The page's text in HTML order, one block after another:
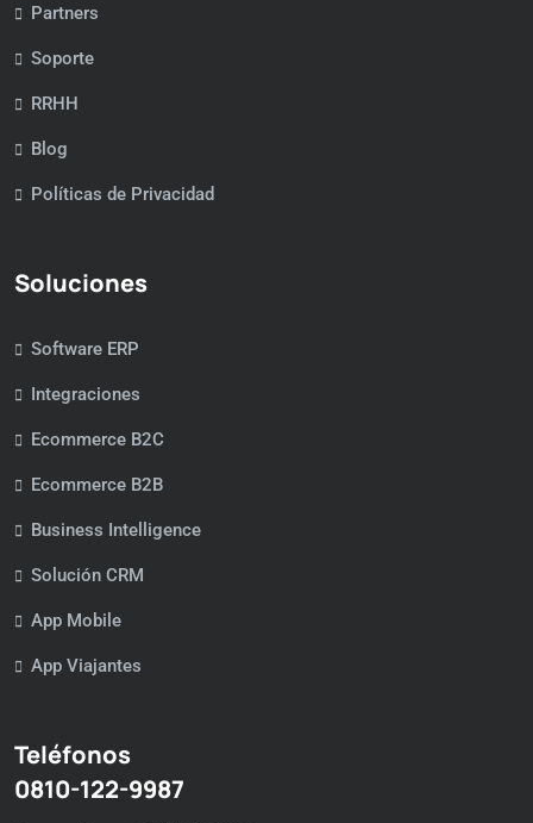
Partners
Soporte
RRHH
Blog
Políticas de Privacidad
Soluciones
Software ERP
Integraciones
Ecommerce B2C
Ecommerce B2B
Business Intelligence
Solución CRM
App Mobile
App Viajantes
Teléfonos
0810-122-9987